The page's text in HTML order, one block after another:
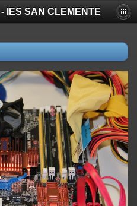
IES SAN CLEMENTE